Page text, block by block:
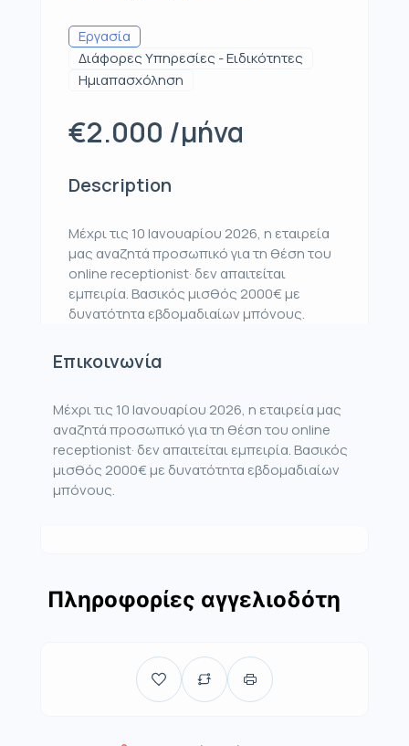
Εργασία
Διάφορες Υπηρεσίες - Ειδικότητες
Ημιαπασχόληση
€2.000 /μήνα
Description
Μέχρι τις 10 Ιανουαρίου 2026, η εταιρεία
μας αναζητά προσωπικό για τη θέση του
online receptionist· δεν απαιτείται
εμπειρία. Βασικός μισθός 2000€ με
δυνατότητα εβδομαδιαίων μπόνους.
Επικοινωνία
Μέχρι τις 10 Ιανουαρίου 2026, η εταιρεία μας
αναζητά προσωπικό για τη θέση του online
receptionist· δεν απαιτείται εμπειρία. Βασικός
μισθός 2000€ με δυνατότητα εβδομαδιαίων
μπόνους.
Πληροφορίες αγγελιοδότη